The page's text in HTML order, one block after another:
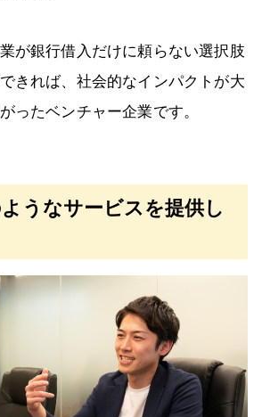
が銀行借入だけに頼らない選択肢
きれば、社会的なインパクトが大
ったベンチャー企業です。
うなサービスを提供し